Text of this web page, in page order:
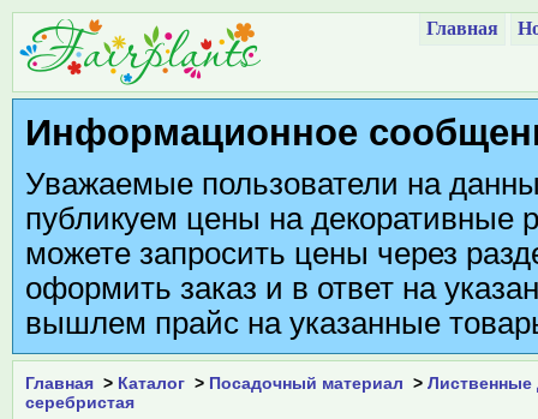
Главная
Информационное
Уважаемые пользователи на
публикуем цены на декоративные
можете запросить цены через
оформить заказ и в ответ на
вышлем прайс на указанные
Главная > Каталог > Посадочный материал > Лиственные
серебристая